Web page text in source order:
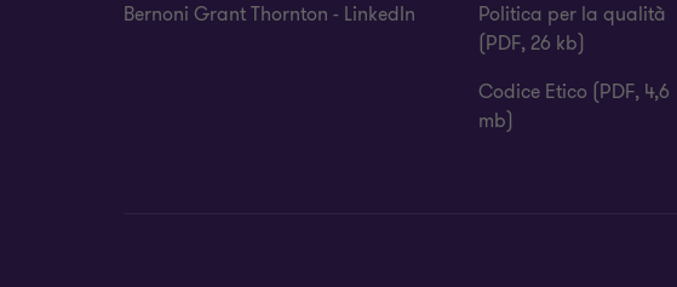
Bernoni Grant Thornton - LinkedIn
Politica per la qualità
(PDF, 26 kb)
Codice Etico (PDF, 4,6
mb)